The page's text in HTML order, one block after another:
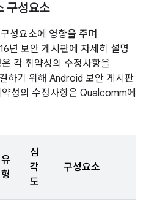
구성요소
성요소에 영향을 주며
년 보안 게시판에 자세히 설명
각 취약성의 수정사항을
하기 위해 Android 보안 게시판
성의 수정사항은 Qualcomm에
유
형
심
각
도
구성요소